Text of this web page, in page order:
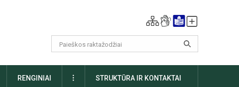
RENGINIAI DAUGIAUSTRUKTŪRA IR KONTAKTAI